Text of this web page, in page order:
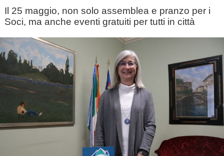
Il 25 maggio, non solo assemblea e pranzo per i
Soci, ma anche eventi gratuiti per tutti in città